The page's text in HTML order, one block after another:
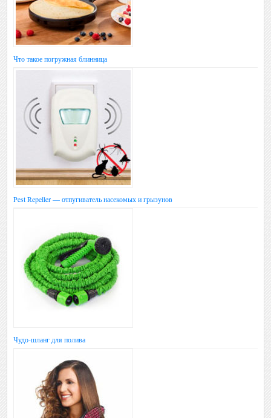
Что такое погружная блинница
Pest Repeller — отпугиватель насекомых и грызунов
Чудо-шланг для полива